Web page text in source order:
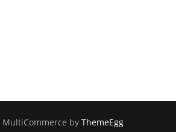
MultiCommerce by ThemeEgg